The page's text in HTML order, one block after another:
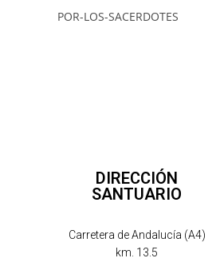
POR-LOS-SACERDOTES
DIRECCIÓN
SANTUARIO
Carretera de Andalucía (A4)
km. 13.5